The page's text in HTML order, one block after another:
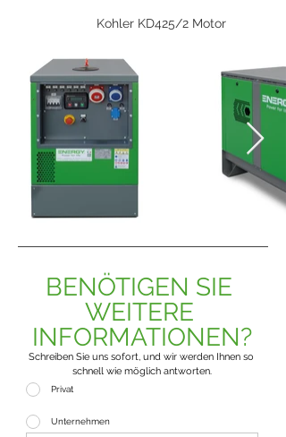
Kohler KD425/2 Motor
BENÖTIGEN SIE
WEITERE
INFORMATIONEN?
Schreiben Sie uns sofort, und wir werden Ihnen so
schnell wie möglich antworten.
Privat
Unternehmen